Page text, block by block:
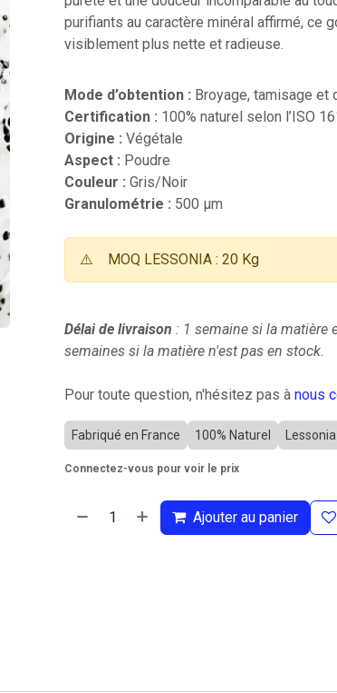
purifiants au caractère minéral affirmé, ce
visiblement plus nette et radieuse.
Mode d’obtention : Broyage, tamisage et
Certification : 100% naturel selon l’ISO
Origine : Végétale
Aspect : Poudre
Couleur : Gris/Noir
Granulométrie : 500 µm
⚠️ MOQ LESSONIA : 20 Kg
Délai de livraison : 1 semaine si la matière
semaines si la matière n'est pas en stock.
Pour toute question, n'hésitez pas à nous
Fabriqué en France 100% Naturel Lessonia
Connectez-vous pour voir le prix
Ajouter au panier